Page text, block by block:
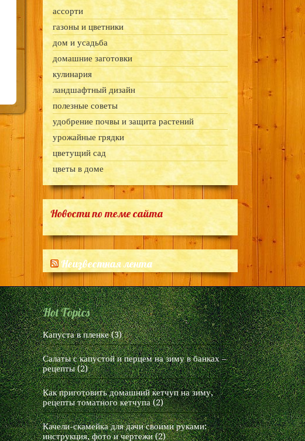
ассорти
газоны и цветники
дом и усадьба
домашние заготовки
кулинария
ландшафтный дизайн
полезные советы
удобрение почвы и защита растений
урожайные грядки
цветущий сад
цветы в доме
Новости по теме сайта
Неизвестная лента
Hot Topics
Капуста в пленке(3)
Салаты с капустой и перцем на зиму в банках –
рецепты(2)
Как приготовить домашний кетчуп на зиму,
рецепты томатного кетчупа(2)
Качели-скамейка для дачи своими руками:
инструкция, фото и чертежи(2)